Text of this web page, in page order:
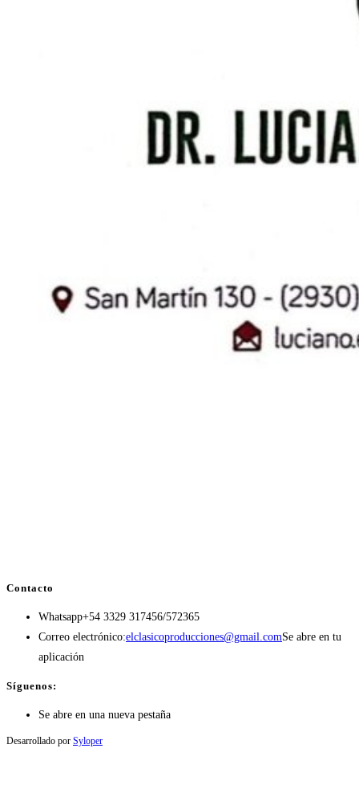
Contacto
Whatsapp+54 3329 317456/572365
Correo electrónico:elclasicoproducciones@gmail.comSe abre en tu
aplicación
Síguenos:
Se abre en una nueva pestaña
Desarrollado por Syloper